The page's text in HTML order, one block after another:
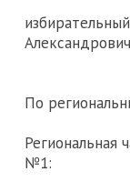
Александрович
По
Региональная
№1: